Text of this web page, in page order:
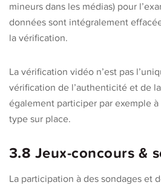
mineurs dans les médias) pour
données sont intégralement
la vérification.
La vérification vidéo n’est pas
vérification de l’authenticité et de
également participer par exemple
type sur place.
3.8 Jeux-concours &
La participation à des sondages et